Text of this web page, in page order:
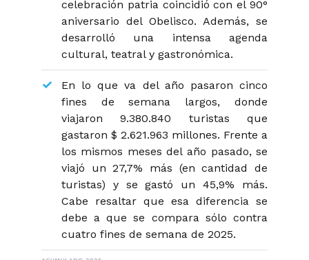
celebración patria coincidió con el 90°
aniversario del Obelisco. Además, se
desarrolló una intensa agenda
cultural, teatral y gastronómica.
En lo que va del año pasaron cinco
fines de semana largos, donde
viajaron 9.380.840 turistas que
gastaron $ 2.621.963 millones. Frente a
los mismos meses del año pasado, se
viajó un 27,7% más (en cantidad de
turistas) y se gastó un 45,9% más.
Cabe resaltar que esa diferencia se
debe a que se compara sólo contra
cuatro fines de semana de 2025.